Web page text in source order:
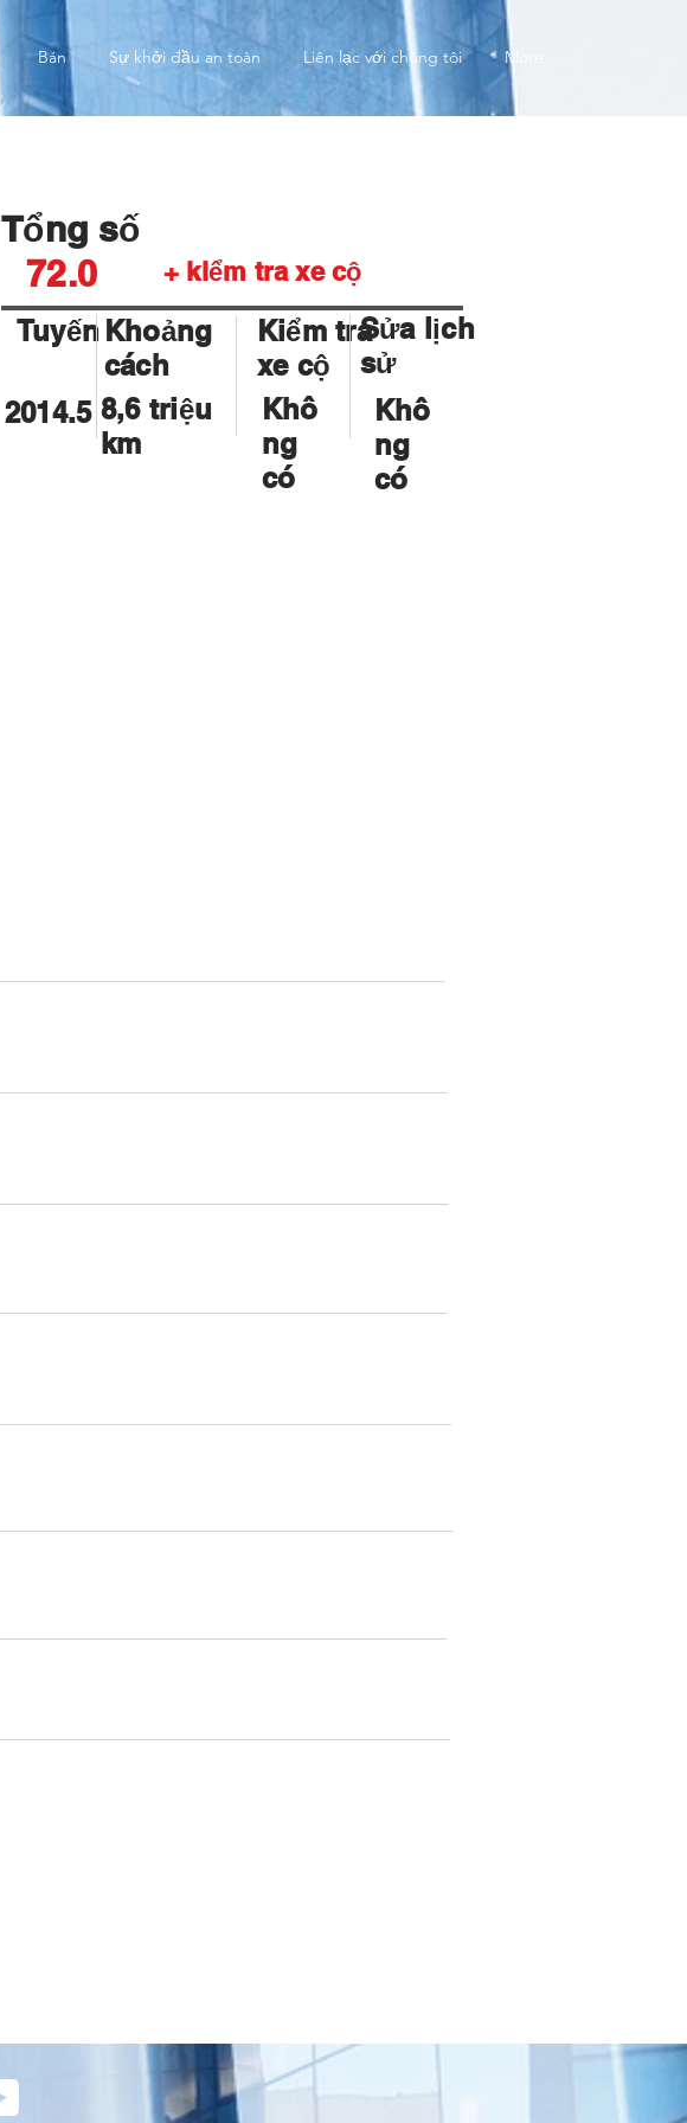
Bán Sự khởi đầu an toàn Liên lạc với chúng tôi More
Tổng số
72.0
+ kiểm tra xe cộ
Tuyến Khoảng
cách
Kiểm tra
xe cộ
Sửa lịch
sử
2014.5
Khô
ng
có
8,6 triệu
km
Khô
ng
có